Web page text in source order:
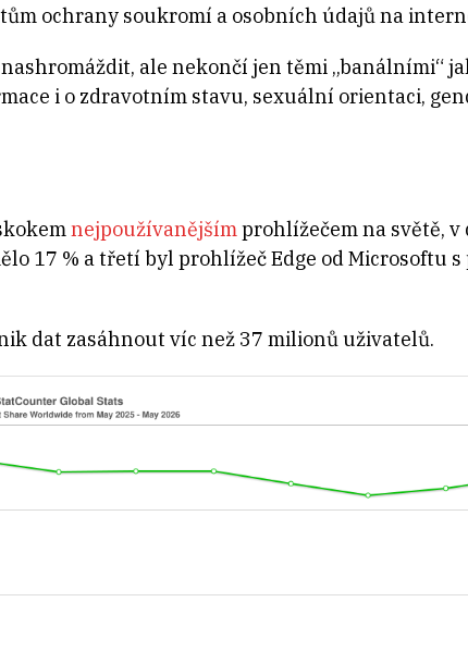
ochrany soukromí a osobních údajů na
ale nekončí jen těmi „banálními“
i o zdravotním stavu, sexuální orientaci,
nejpoužívanějšímprohlížečem na světě, v
17 % a třetí byl prohlížeč Edge od Microsoftu s
dat zasáhnout víc než 37 milionů uživatelů.